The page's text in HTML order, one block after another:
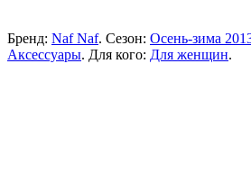
Бренд: Naf Naf. Сезон: Осень-зима
Аксессуары. Для кого: Для женщин.